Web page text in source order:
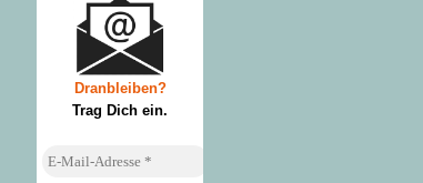
Dranbleiben?
Trag Dich ein.